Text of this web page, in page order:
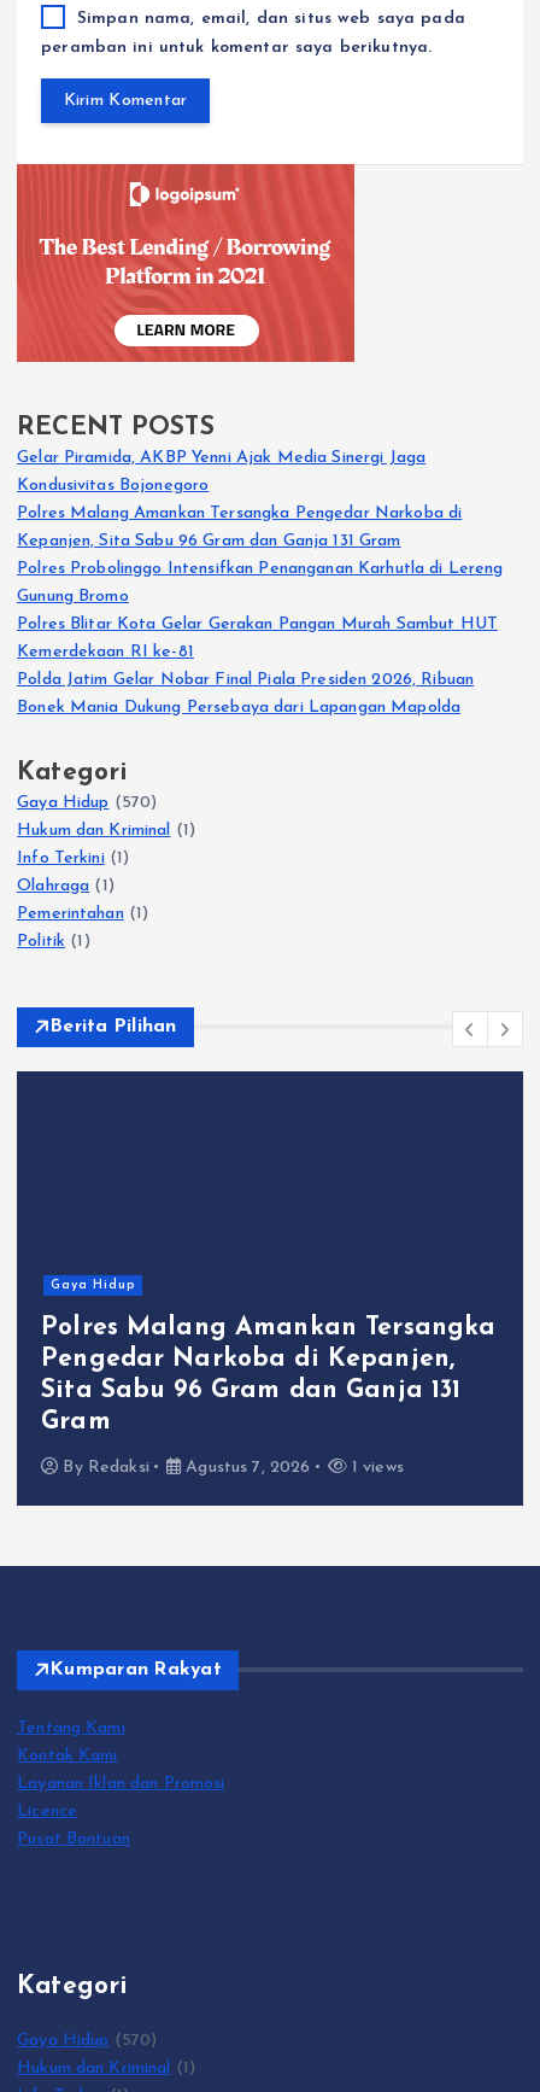
Simpan nama, email, dan situs web saya pada
peramban ini untuk komentar saya berikutnya.
RECENT POSTS
Gelar Piramida, AKBP Yenni Ajak Media Sinergi Jaga
Kondusivitas Bojonegoro
Polres Malang Amankan Tersangka Pengedar Narkoba di
Kepanjen, Sita Sabu 96 Gram dan Ganja 131 Gram
Polres Probolinggo Intensifkan Penanganan Karhutla di Lereng
Gunung Bromo
Polres Blitar Kota Gelar Gerakan Pangan Murah Sambut HUT
Kemerdekaan RI ke-81
Polda Jatim Gelar Nobar Final Piala Presiden 2026, Ribuan
Bonek Mania Dukung Persebaya dari Lapangan Mapolda
Kategori
Gaya Hidup (570)
Hukum dan Kriminal (1)
Info Terkini(1)
Olahraga (1)
Pemerintahan(1)
Politik (1)
Berita Pilihan
Gaya Hidup
Polres Malang Amankan Tersangka
Pengedar Narkoba di Kepanjen,
Sita Sabu 96 Gram dan Ganja 131
Gram
By Redaksi Agustus 7, 2026 1 views
Kumparan Rakyat
Tentang Kami
Kontak Kami
Layanan Iklan dan Promosi
Licence
Pusat Bantuan
Kategori
Gaya Hidup (570)
Hukum dan Kriminal (1)